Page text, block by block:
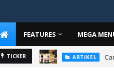
FEATURES MEGA
TICKER ARTIKEL